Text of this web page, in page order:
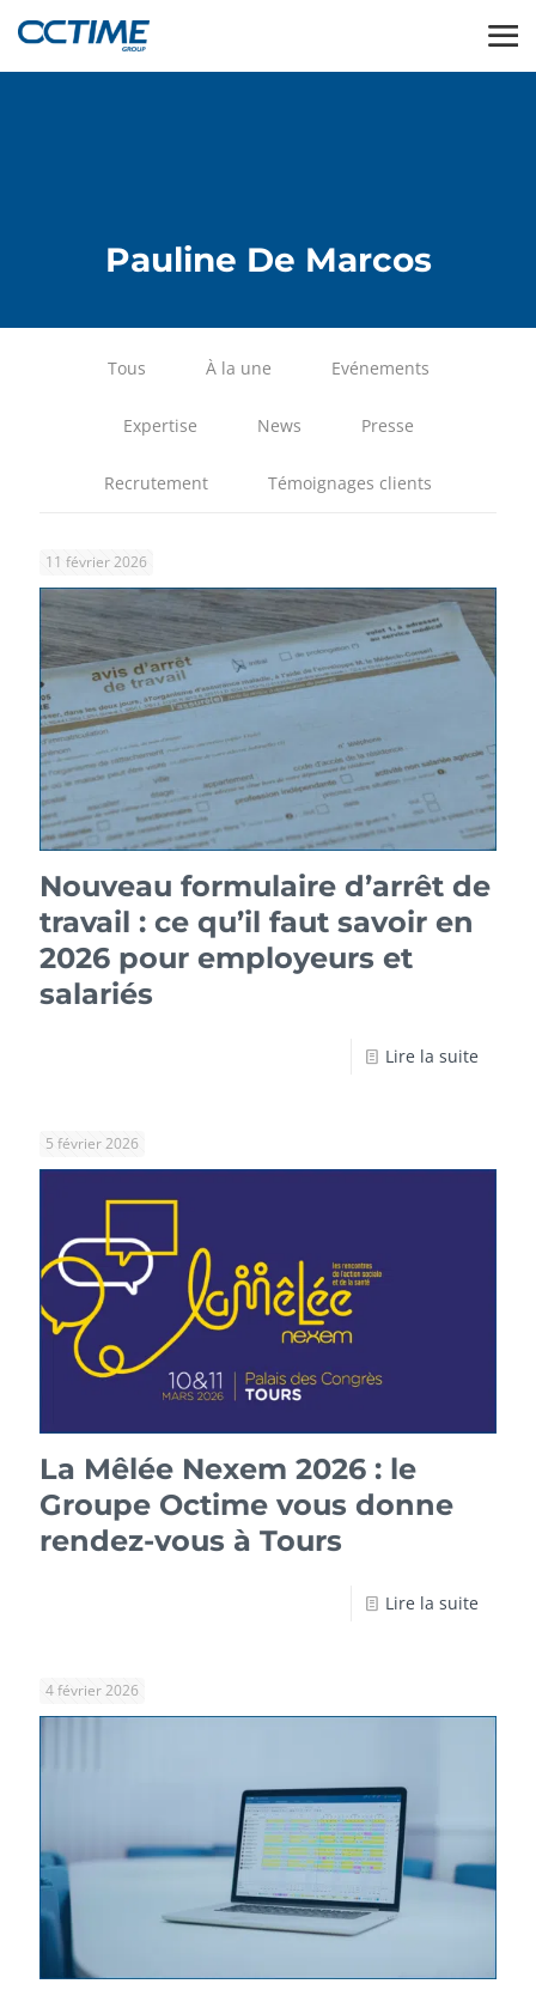
Pauline De Marcos
Tous À la une Evénements
Expertise News Presse
Recrutement Témoignages clients
11 février 2026
Nouveau formulaire d’arrêt de
travail : ce qu’il faut savoir en
2026 pour employeurs et
salariés
Lire la suite
5 février 2026
La Mêlée Nexem 2026 : le
Groupe Octime vous donne
rendez-vous à Tours
Lire la suite
4 février 2026